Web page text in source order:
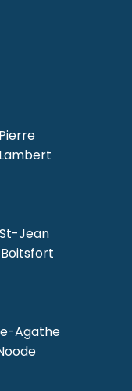
Jean
Agathe